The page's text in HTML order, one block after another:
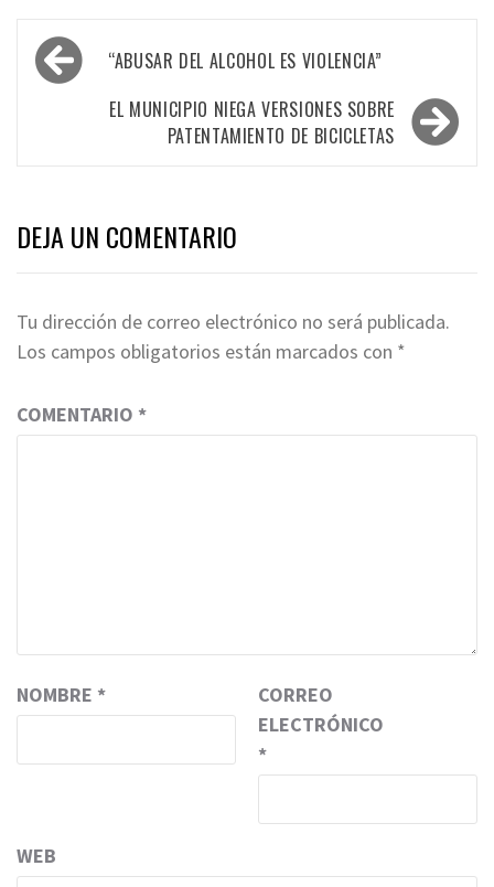
Navegación
de
entradas
“ABUSAR DEL ALCOHOL ES VIOLENCIA”
EL MUNICIPIO NIEGA VERSIONES SOBRE
PATENTAMIENTO DE BICICLETAS
DEJA UN COMENTARIO
Tu dirección de correo electrónico no será publicada.
Los campos obligatorios están marcados con *
COMENTARIO *
NOMBRE *
CORREO
ELECTRÓNICO
*
WEB